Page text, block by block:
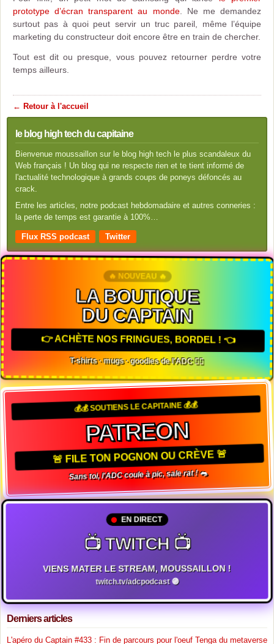
prototype d’écran transparent au monde. Ne me demandez
surtout pas à quoi peut servir un truc pareil, même l’équipe
marketing du constructeur doit encore être en train de chercher.
Tout est dit ou presque, vous pouvez retourner perdre votre
temps ailleurs.
← Retour à l'accueil
le blog high tech du capitaine
Bienvenue moussaillon sur le blog high tech le plus scandaleux du
Web français ! Un blog qui ne respecte rien et te tient informé de
l'actualité technologique à grands coups de poneys défoncés au
crack.
Entre les articles, notre podcast hebdomadaire et autres conneries :
la perte de temps est garantie à 100%…
Flux RSS podcast Twitter
🔥 NOUVEAU 🔥
LA BOUTIQUE
DU CAPTAIN
👉 ACHÈTE NOS FRINGUES, BORDEL ! 👈
T-shirts · mugs · goodies de l'ADC 🏴‍☠️
💰💰 SOUTIENS LE CAPITAINE 💰💰
PATREON
🚨 FILE TON POGNON OU CRÈVE 🚨
Sans toi, l'ADC coule à pic, sale rat ! 🐀
EN DIRECT
📺 TWITCH 📺
VIENS MATER LE STREAM, MOUSSAILLON !
twitch.tv/adcpodcast 🟣
Derniers articles
L'apéro du Captain #433 : Fin de parcours pour l'oeuf Tenga du metaverse